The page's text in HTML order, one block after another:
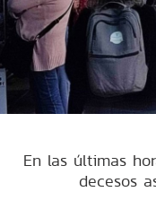
En las últimas
decesos